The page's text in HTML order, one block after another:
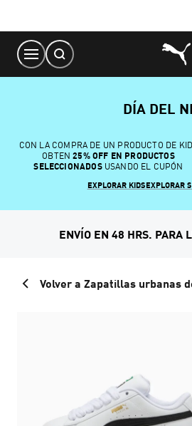
Content
DÍA DEL
CON LA COMPRA DE UN PRODUCTO DE
OBTEN 25% OFF EN PRODUCTOS
SELECCIONADOSUSANDO EL CUPÓN
EXPLORAR KIDSEXPLORAR
ENVÍO EN 48 HRS. PARA
Volver a Zapatillas urbanas